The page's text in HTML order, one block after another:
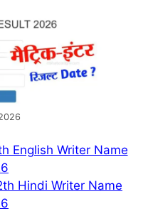
English Writer Name
Hindi Writer Name